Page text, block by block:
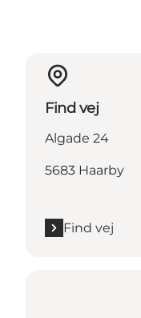
Find vej
Algade 24
5683 Haarby
Find vej